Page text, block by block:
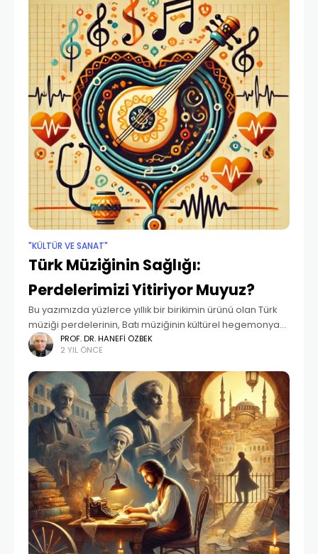
"KÜLTÜR VE SANAT"
Türk Müziğinin Sağlığı:
Perdelerimizi Yitiriyor Muyuz?
Bu yazımızda yüzlerce yıllık bir birikimin ürünü olan Türk
müziği perdelerinin, Batı müziğinin kültürel hegemonyası
ve Batı’dan olduğu gibi alınan müzik cihazları yüzünden
kaybolmaya yüz tutması yerine Batı müziği seslerinin
PROF. DR. HANEFI ÖZBEK
2 YIL ÖNCE